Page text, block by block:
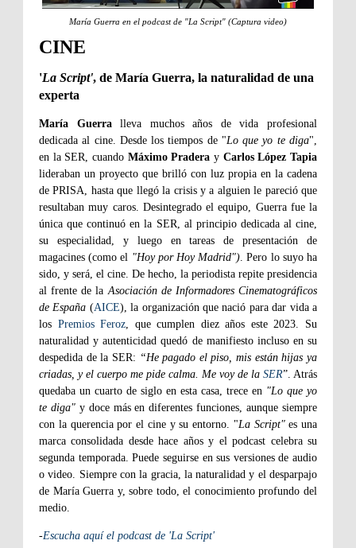
María Guerra en el podcast de "La Script" (Captura video)
CINE
'La Script', de María Guerra, la naturalidad de una
experta
María Guerralleva muchos años de vida profesional
dedicada al cine. Desde los tiempos de "Lo que yo te diga",
en la SER, cuando Máximo Pradera y Carlos López Tapia
lideraban un proyecto que brilló con luz propia en la cadena
de PRISA, hasta que llegó la crisis y a alguien le pareció que
resultaban muy caros. Desintegrado el equipo, Guerra fue la
única que continuó en la SER, al principio dedicada al cine,
su especialidad, y luego en tareas de presentación de
magacines (como el "Hoy por Hoy Madrid"). Pero lo suyo ha
sido, y será, el cine. De hecho, la periodista repite presidencia
al frente de laAsociación de Informadores Cinematográficos
de España (AICE), la organización que nació para dar vida a
los Premios Feroz, que cumplen diez años este 2023. Su
naturalidad y autenticidad quedó de manifiesto incluso en su
despedida de la SER: “He pagado el piso, mis están hijas ya
criadas, y el cuerpo me pide calma. Me voy de la SER”. Atrás
quedaba un cuarto de siglo en esta casa, trece en "Lo que yo
te diga" y doce más en diferentes funciones, aunque siempre
con la querencia por el cine y su entorno. "La Script"es una
marca consolidada desde hace años y el podcast celebra su
segunda temporada. Puede seguirse en sus versiones de audio
o video. Siempre con la gracia, la naturalidad y el desparpajo
de María Guerra y, sobre todo, el conocimiento profundo del
medio.
-Escucha aquí el podcast de 'La Script'